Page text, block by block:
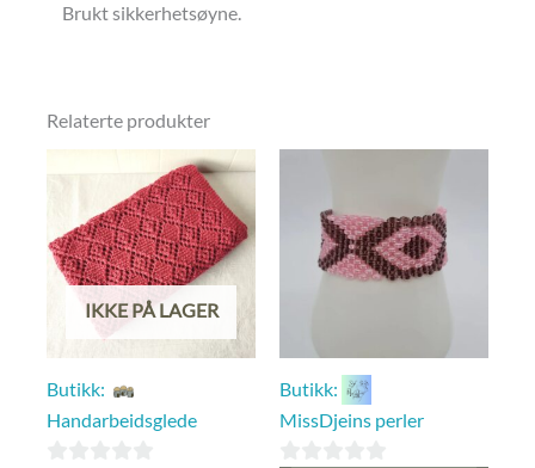
Brukt sikkerhetsøyne.
Relaterte produkter
IKKE PÅ LAGER
Butikk:
Handarbeidsglede
Butikk:
MissDjeins perler